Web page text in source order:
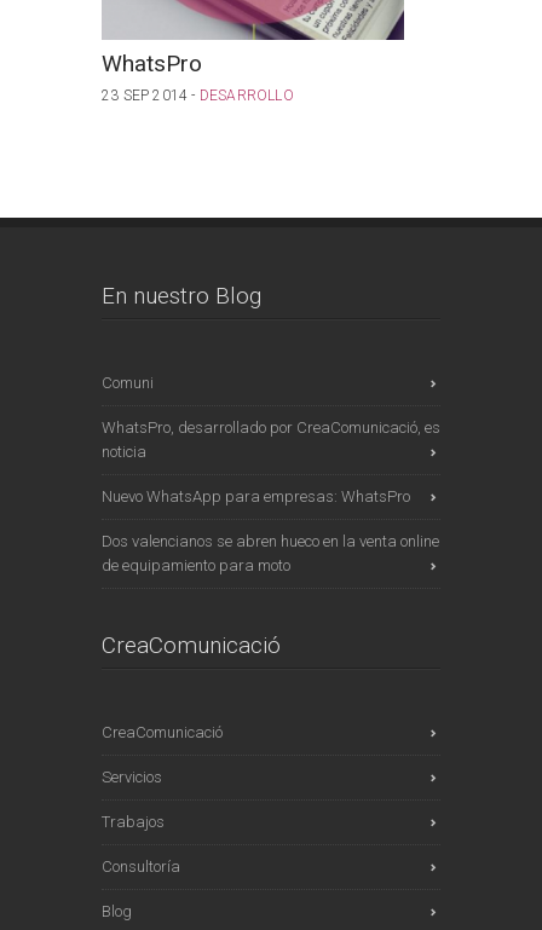
WhatsPro
23 SEP 2014 - DESARROLLO
En nuestro Blog
Comuni
WhatsPro, desarrollado por CreaComunicació, es
noticia
Nuevo WhatsApp para empresas: WhatsPro
Dos valencianos se abren hueco en la venta online
de equipamiento para moto
CreaComunicació
CreaComunicació
Servicios
Trabajos
Consultoría
Blog